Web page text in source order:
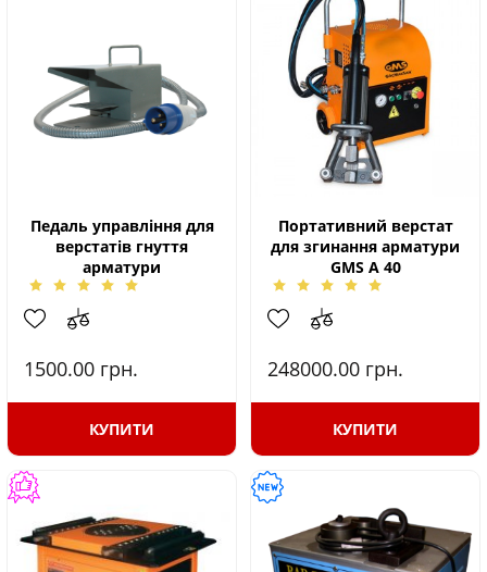
Педаль управління для
верстатів гнуття
арматури
1500.00 грн.
КУПИТИ
Портативний верстат
для згинання арматури
GMS А 40
248000.00 грн.
КУПИТИ